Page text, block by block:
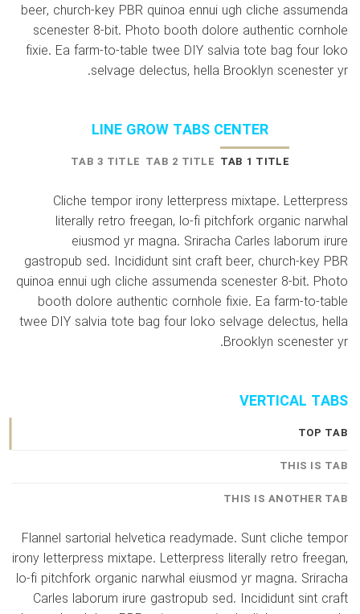
beer, church-key PBR quinoa ennui ugh cliche assumenda
scenester 8-bit. Photo booth dolore authentic cornhole
fixie. Ea farm-to-table twee DIY salvia tote bag four loko
selvage delectus, hella Brooklyn scenester yr.
LINE GROW TABS CENTER
TAB 1 TITLE
TAB 2 TITLE
TAB 3 TITLE
Cliche tempor irony letterpress mixtape. Letterpress
literally retro freegan, lo-fi pitchfork organic narwhal
eiusmod yr magna. Sriracha Carles laborum irure
gastropub sed. Incididunt sint craft beer, church-key PBR
quinoa ennui ugh cliche assumenda scenester 8-bit. Photo
booth dolore authentic cornhole fixie. Ea farm-to-table
twee DIY salvia tote bag four loko selvage delectus, hella
Brooklyn scenester yr.
VERTICAL TABS
TOP TAB
THIS IS TAB
THIS IS ANOTHER TAB
Flannel sartorial helvetica readymade. Sunt cliche tempor
irony letterpress mixtape. Letterpress literally retro freegan,
lo-fi pitchfork organic narwhal eiusmod yr magna. Sriracha
Carles laborum irure gastropub sed. Incididunt sint craft